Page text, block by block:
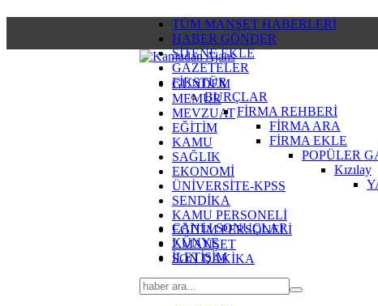
TÜM MANŞET HABERLERİ
HABER GÖNDER
SİTENE EKLE
GAZETELER
FİKSTÜR
BURÇLAR
FİRMA REHBERİ
FİRMA ARA
FİRMA EKLE
POPÜLER
Kızılay
CANLI SONUÇLAR
KÜNYE
İLETİŞİM
GÜNDEM
MEMUR
MEVZUAT
EĞİTİM
KAMU
SAĞLIK
EKONOMİ
ÜNİVERSİTE-KPSS
SENDİKA
KAMU PERSONELİ
EĞİTİM PERSONELİ
2.MANŞET
SON DAKİKA